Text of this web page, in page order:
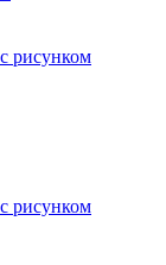
рисунком
рисунком